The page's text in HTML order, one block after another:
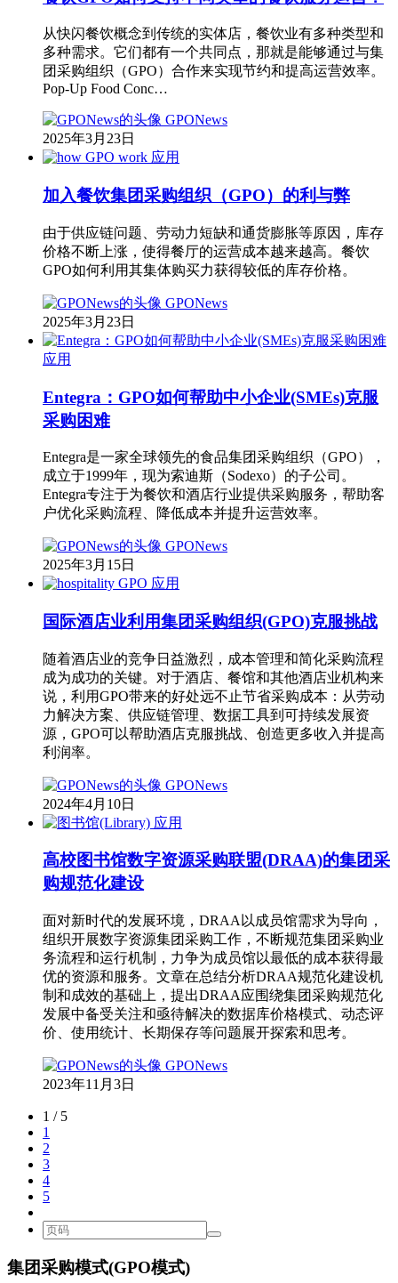
从快闪餐饮概念到传统的实体店，餐饮业有多种类型和
多种需求。它们都有一个共同点，那就是能够通过与集
团采购组织（GPO）合作来实现节约和提高运营效率。
Pop-Up Food Conc…
GPONews
2025年3月23日
应用
加入餐饮集团采购组织（GPO）的利与弊
由于供应链问题、劳动力短缺和通货膨胀等原因，库存
价格不断上涨，使得餐厅的运营成本越来越高。餐饮
GPO如何利用其集体购买力获得较低的库存价格。
GPONews
2025年3月23日
应用
Entegra：GPO如何帮助中小企业(SMEs)克服
采购困难
Entegra是一家全球领先的食品集团采购组织（GPO），
成立于1999年，现为索迪斯（Sodexo）的子公司。
Entegra专注于为餐饮和酒店行业提供采购服务，帮助客
户优化采购流程、降低成本并提升运营效率。
GPONews
2025年3月15日
应用
国际酒店业利用集团采购组织(GPO)克服挑战
随着酒店业的竞争日益激烈，成本管理和简化采购流程
成为成功的关键。对于酒店、餐馆和其他酒店业机构来
说，利用GPO带来的好处远不止节省采购成本：从劳动
力解决方案、供应链管理、数据工具到可持续发展资
源，GPO可以帮助酒店克服挑战、创造更多收入并提高
利润率。
GPONews
2024年4月10日
应用
高校图书馆数字资源采购联盟(DRAA)的集团采
购规范化建设
面对新时代的发展环境，DRAA以成员馆需求为导向，
组织开展数字资源集团采购工作，不断规范集团采购业
务流程和运行机制，力争为成员馆以最低的成本获得最
优的资源和服务。文章在总结分析DRAA规范化建设机
制和成效的基础上，提出DRAA应围绕集团采购规范化
发展中备受关注和亟待解决的数据库价格模式、动态评
价、使用统计、长期保存等问题展开探索和思考。
GPONews
2023年11月3日
1 / 5
1
2
3
4
5
集团采购模式(GPO模式)